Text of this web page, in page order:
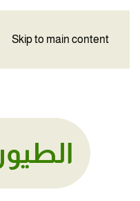
Skip to main content
الطيور